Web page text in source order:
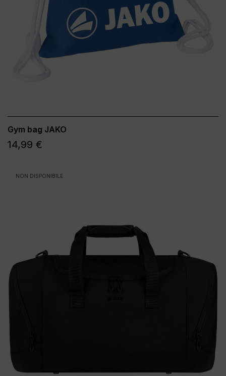
Gym bag JAKO
14,99 €
NON DISPONIBILE